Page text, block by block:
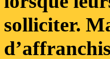
solliciter.